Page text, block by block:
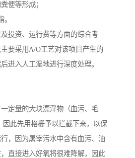
便等形成；
投资、运行费等方面的综合考
要采用A/O工艺对该项目产生的
进入人工湿地进行深度处理。
定量的大块漂浮物（血污、毛
因此先用格栅予以拦截下来，以保
，因为屠宰污水中含有血污、油
直接进入好氧将很难降解，因此